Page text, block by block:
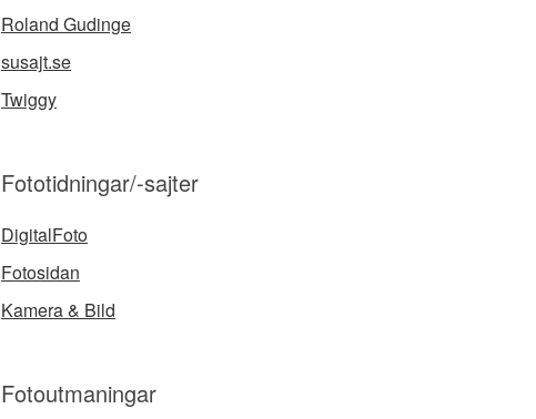
Roland Gudinge
susajt.se
Twiggy
Fototidningar/-sajter
DigitalFoto
Fotosidan
Kamera & Bild
Fotoutmaningar